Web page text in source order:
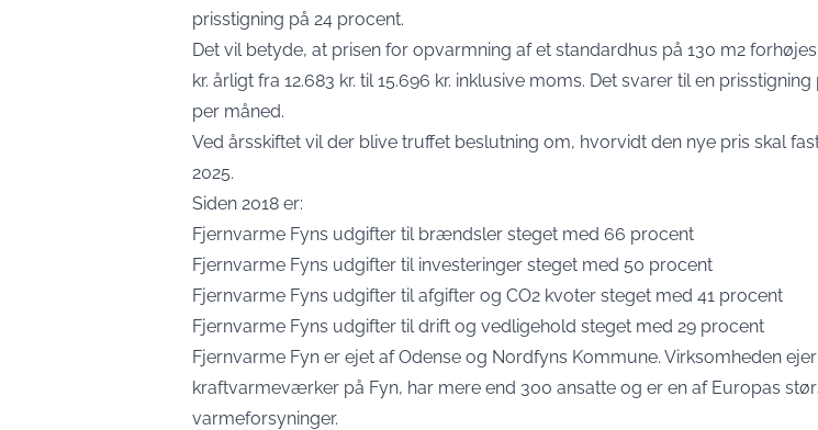
prisstigning på 24 procent.
Det vil betyde, at prisen for opvarmning af et standardhus på 130 m2
kr. årligt fra 12.683 kr. til 15.696 kr. inklusive moms. Det svarer til en prisstigning
per måned.
Ved årsskiftet vil der blive truffet beslutning om, hvorvidt den nye pris skal
2025.
Siden 2018 er:
Fjernvarme Fyns udgifter til brændsler steget med 66 procent
Fjernvarme Fyns udgifter til investeringer steget med 50 procent
Fjernvarme Fyns udgifter til afgifter og CO2 kvoter steget med 41 procent
Fjernvarme Fyns udgifter til drift og vedligehold steget med 29 procent
Fjernvarme Fyn er ejet af Odense og Nordfyns Kommune. Virksomheden
kraftvarmeværker på Fyn, har mere end 300 ansatte og er en af Europas
varmeforsyninger.